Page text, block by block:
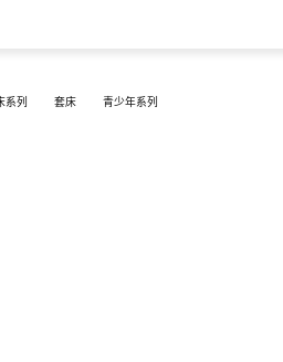
系列 套床 青少年系列